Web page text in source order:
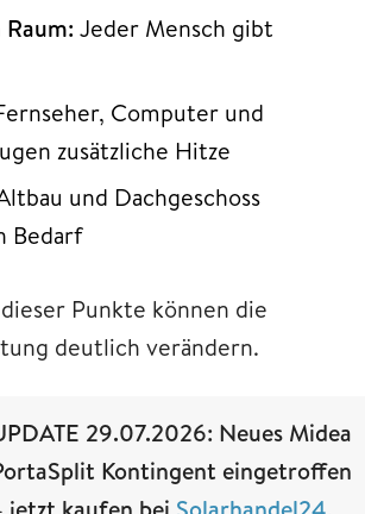
Jeder Mensch gibt
Computer und
zusätzliche Hitze
und Dachgeschoss
Bedarf
Punkte können die
deutlich verändern.
29.07.2026: Neues Midea
Kontingent eingetroffen